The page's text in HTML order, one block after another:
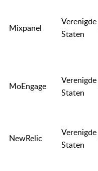
Mixpanel
Verenigde
Staten
MoEngage
Verenigde
Staten
NewRelic
Verenigde
Staten